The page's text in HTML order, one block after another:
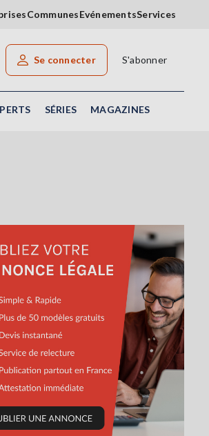
CommunesEvénementsServices
un article
Se connecter S'abonner
SÉRIES MAGAZINES